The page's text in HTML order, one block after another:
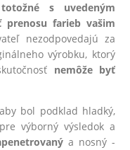
s uvedeným
prenosu farieb vašim
nezodpovedajú za
výrobku, ktorý
nemôže byť
bol podklad hladký,
výborný výsledok a
penetrovanýa nosný -